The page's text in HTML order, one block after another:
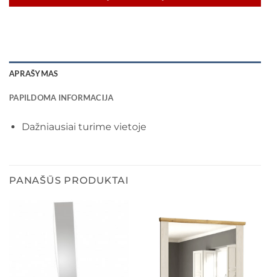
APRAŠYMAS
PAPILDOMA INFORMACIJA
Dažniausiai turime vietoje
PANAŠŪS PRODUKTAI